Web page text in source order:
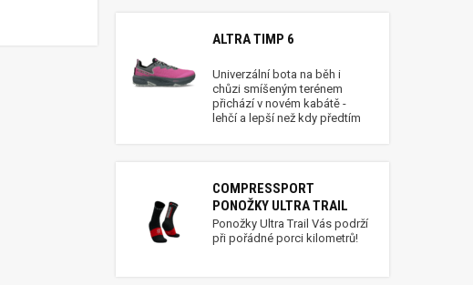
ALTRA TIMP 6
Univerzální bota na běh i
chůzi smíšeným terénem
přichází v novém kabátě -
lehčí a lepší než kdy předtím
COMPRESSPORT
PONOŽKY ULTRA TRAIL
Ponožky Ultra Trail Vás podrží
při pořádné porci kilometrů!